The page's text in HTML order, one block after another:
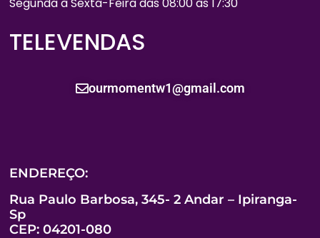
Segunda à Sexta-Feira das 08:00 às 17:30
TELEVENDAS
ourmomentw1@gmail.com
ENDEREÇO:
Rua Paulo Barbosa, 345- 2 Andar – Ipiranga-
Sp
CEP: 04201-080